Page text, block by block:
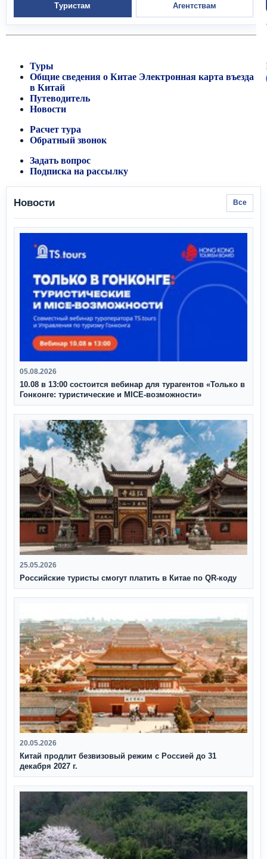
Туристам Агентствам
Туры
Общие сведения о Китае Электронная карта въезда
в Китай
Путеводитель
Новости
Расчет тура
Обратный звонок
Задать вопрос
Подписка на рассылку
Новости Все
05.08.2026
10.08 в 13:00 состоится вебинар для турагентов «Только в
Гонконге: туристические и MICE-возможности»
25.05.2026
Российские туристы смогут платить в Китае по QR‑коду
20.05.2026
Китай продлит безвизовый режим с Россией до 31
декабря 2027 г.